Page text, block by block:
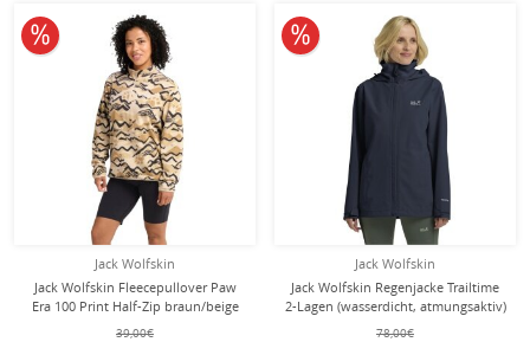
Jack Wolfskin
Jack Wolfskin Fleecepullover Paw
Era 100 Print Half-Zip braun/beige
Damen
39,00€
10% reduziert
Jack Wolfskin
Jack Wolfskin Regenjacke Trailtime
2-Lagen (wasserdicht, atmungsaktiv)
navyblau Damen
78,00€
10% reduziert